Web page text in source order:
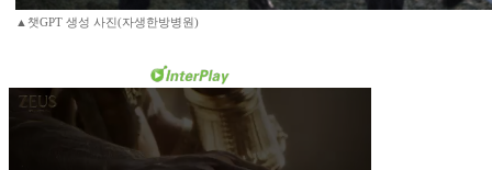
▲챗GPT 생성 사진(자생한방병원)